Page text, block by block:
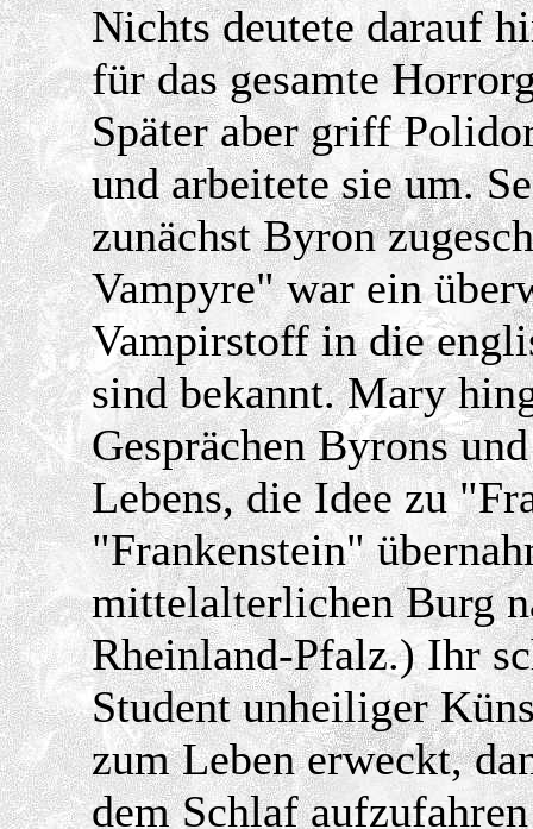
Nichts deutete darauf
für das gesamte
Später aber griff
und arbeitete sie um.
zunächst Byron
Vampyre" war ein
Vampirstoff in die
sind bekannt. Mary
Gesprächen Byrons
Lebens, die Idee zu
"Frankenstein"
mittelalterlichen Burg
Rheinland-Pfalz.) Ihr
Student unheiliger
zum Leben erweckt,
dem Schlaf